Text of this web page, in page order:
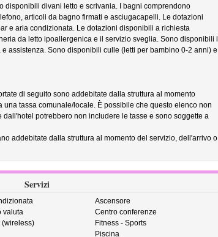
disponibili divani letto e scrivania. I bagni comprendono
articoli da bagno firmati e asciugacapelli. Le dotazioni
e aria condizionata. Le dotazioni disponibili a richiesta
da letto ipoallergenica e il servizio sveglia. Sono disponibili i
assistenza. Sono disponibili culle (letti per bambino 0-2 anni) e
di seguito sono addebitate dalla struttura al momento
tassa comunale/locale. È possibile che questo elenco non
potrebbero non includere le tasse e sono soggette a
addebitate dalla struttura al momento del servizio, dell'arrivo o
Servizi
Ascensore
valuta
Centro conferenze
(wireless)
Fitness - Sports
Piscina